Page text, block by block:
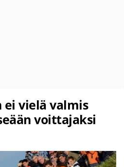
ei vielä valmis
voittajaksi